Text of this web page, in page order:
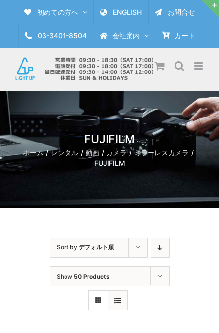
初めての方へ ENGLISH お問合せ
03-3401-8504 会社案内 カート
FUJIFILM
ホーム レンタル 動画 カメラ
ミラーレスカメラ
FUJIFILM
Sort by デフォルト順
Show 50 Products